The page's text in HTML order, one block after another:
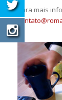
Para mais